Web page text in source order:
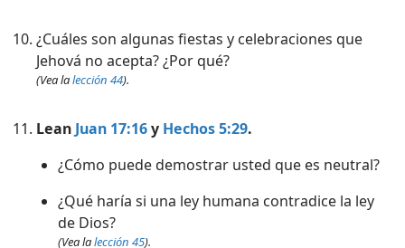
¿Cuáles son algunas fiestas y celebraciones que
Jehová no acepta? ¿Por qué?
(Vea lalección 44).
Lean Juan 17:16y Hechos 5:29.
¿Cómo puede demostrar usted que es neutral?
¿Qué haría si una ley humana contradice la ley
de Dios?
(Vea lalección 45).